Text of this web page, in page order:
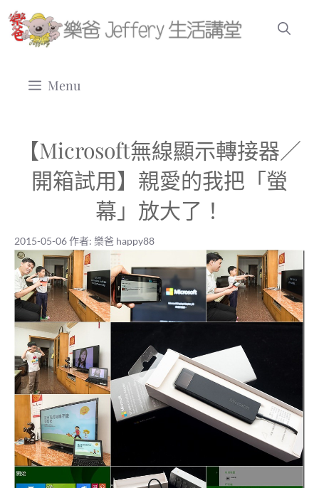
跳
至
Menu
【Microsoft無線顯示轉接器／
開箱試用】親愛的我把「螢
幕」放大了！
2015-05-06 樂爸 happy88
2015-05-06作者: 樂爸 happy88